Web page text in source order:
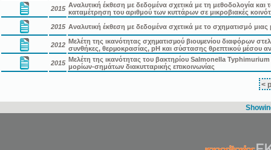
2015 Αναλυτική έκθεση με δεδομένα σχετικά με τη μεθοδολογία
καταμέτρηση του αριθμού των κυττάρων σε μικροβιακές
2015 Αναλυτική έκθεση με δεδομένα σχετικά με το σχηματισμό
2012 Μελέτη της ικανότητας σχηµατισµού βιουµενίου διαφόρων
συνθήκες, θερµοκρασίας, pH και σύστασης θρεπτικού µέσου
2015 Μελέτη της ικανότητας του βακτηρίου Salmonella
μορίων-σημάτων διακυτταρικής επικοινωνίας
<